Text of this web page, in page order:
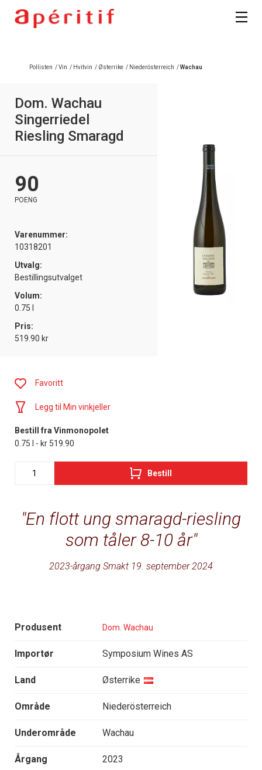
Pollisten /Vin / Hvitvin / Østerrike / Niederösterreich /Wachau
Dom. Wachau
Singerriedel
Riesling Smaragd
90
POENG
Varenummer:
10318201
Utvalg:
Bestillingsutvalget
Volum:
0.75 l
Pris:
519.90 kr
En flott ung smaragd-riesling
som tåler 8-10 år
2023-årgang Smakt 19. september 2024
Produsent Dom. Wachau
Importør Symposium Wines AS
Land Østerrike
Område Niederösterreich
Underområde Wachau
Årgang 2023
Favoritt
Legg til Min vinkjeller
Bestill fra Vinmonopolet
0.75 l - kr 519.90
Bestill